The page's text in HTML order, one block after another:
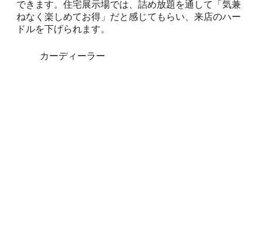
できます。住宅展示場では、詰め放題を通して「気兼
ねなく楽しめてお得」だと感じてもらい、来店のハー
ドルを下げられます。
カーディーラー